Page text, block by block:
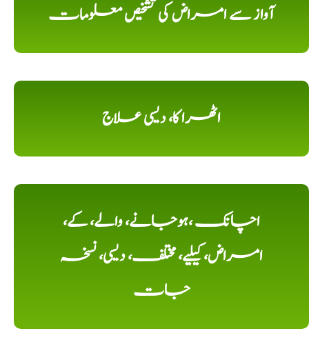
آواز سے امراض کی تشخیص معلومات
اٹھرا کا، دیسی علاج
اچانک ،ہوجانے، والے، کے،
امراض، کیلیے، مختلف، دیسی، نسخہ
جات